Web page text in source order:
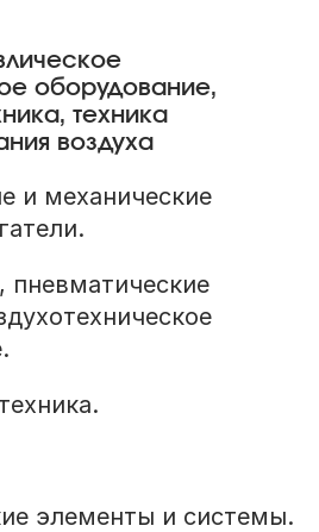
оборудование,
техника
воздуха
и механические
элементы и системы.